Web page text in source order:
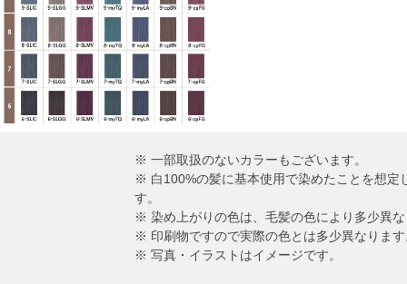
※ 一部取扱のないカラーもございます。
※ 白100%の髪に基本使用で染めたことを想定
す。
※ 染め上がりの色は、毛髪の色により多少異
※ 印刷物ですので実際の色とは多少異なりま
※ 写真・イラストはイメージです。